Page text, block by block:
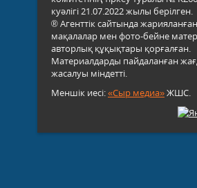
куәлігі 21.07.2022 жылы берілген.
® Агенттік сайтында
мақалалар мен фото-бейне
авторлық құқықтары қорғалған.
Материалдарды пайдаланған
жасалуы міндетті.
Меншік иесі:«Сыр медиа»ЖШС.